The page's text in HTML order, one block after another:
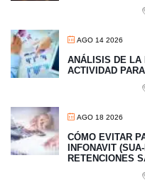
AGO 14 2026
ANÁLISIS DE LA
ACTIVIDAD
AGO 18 2026
CÓMO EVITAR
INFONAVIT
RETENCIONES